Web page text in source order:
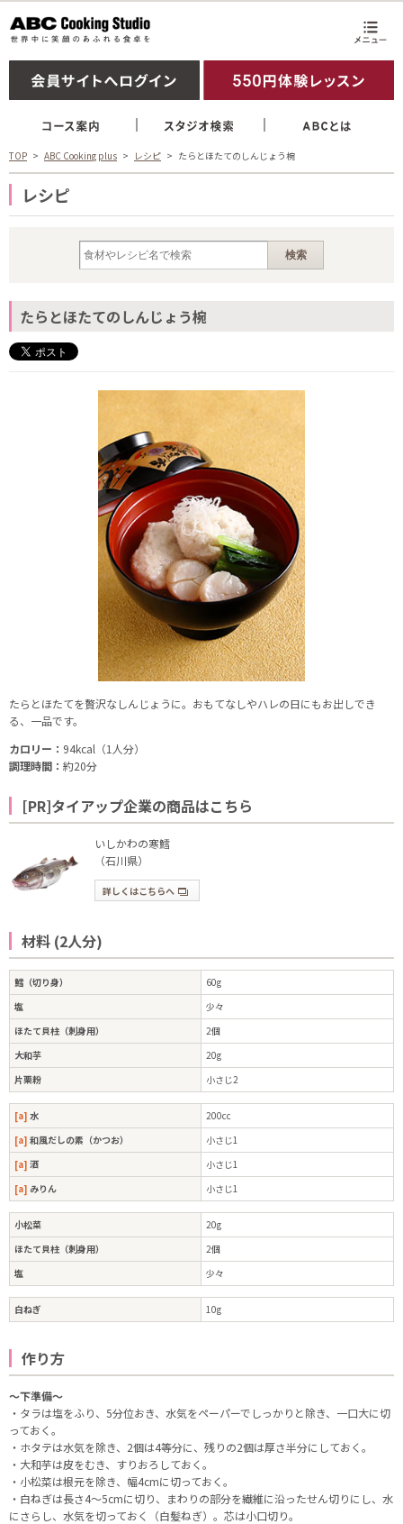
TOP ABC Cooking plus レシピ たらとほたてのしんじょう椀
レシピ
たらとほたてのしんじょう椀
たらとほたてを贅沢なしんじょうに。おもてなしやハレの日にもお出しでき
る、一品です。
カロリー： 94kcal（1人分）
調理時間： 約20分
[PR]タイアップ企業の商品はこちら
いしかわの寒鱈
（石川県）
詳しくはこちらへ
材料 (2人分)
鱈（切り身）
60g
塩
少々
ほたて貝柱（刺身用）
2個
大和芋
20g
片栗粉
小さじ2
[a] 水
200cc
[a] 和風だしの素（かつお）
小さじ1
[a] 酒
小さじ1
[a] みりん 小さじ1
小松菜
20g
ほたて貝柱（刺身用）
2個
塩
少々
白ねぎ 10g
作り方
～下準備～
・タラは塩をふり、5分位おき、水気をペーパーでしっかりと除き、一口大に切
っておく。
・ホタテは水気を除き、2個は4等分に、残りの2個は厚さ半分にしておく。
・大和芋は皮をむき、すりおろしておく。
・小松菜は根元を除き、幅4cmに切っておく。
・白ねぎは長さ4～5cmに切り、まわりの部分を繊維に沿ったせん切りにし、水
にさらし、水気を切っておく（白髪ねぎ）。芯は小口切り。